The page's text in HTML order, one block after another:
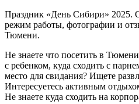
Праздник «День Сибири» 2025.
режим работы, фотографии и
Тюмени.
Не знаете что посетить в
с ребенком, куда сходить с
место для свидания? Ищете
Интересуетесь активным
Не знаете куда сходить на